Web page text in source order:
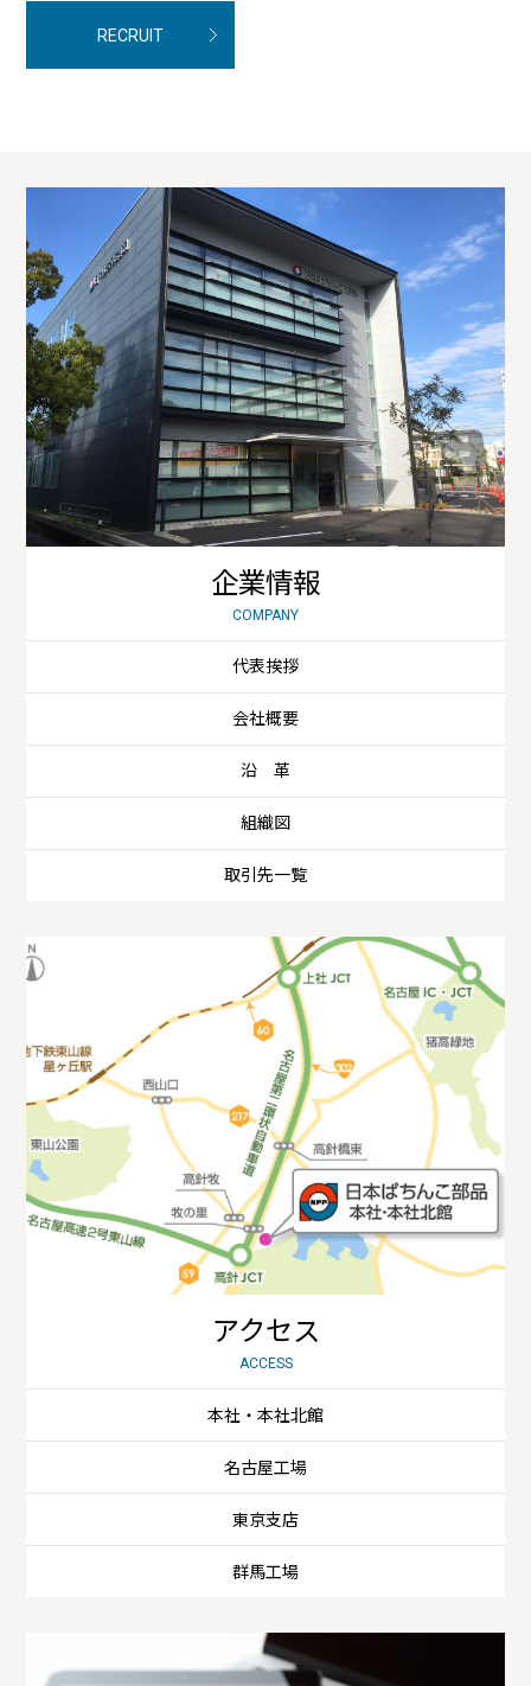
RECRUIT
企業情報
COMPANY
代表挨拶
会社概要
沿 革
組織図
取引先一覧
アクセス
ACCESS
本社・本社北館
名古屋工場
東京支店
群馬工場